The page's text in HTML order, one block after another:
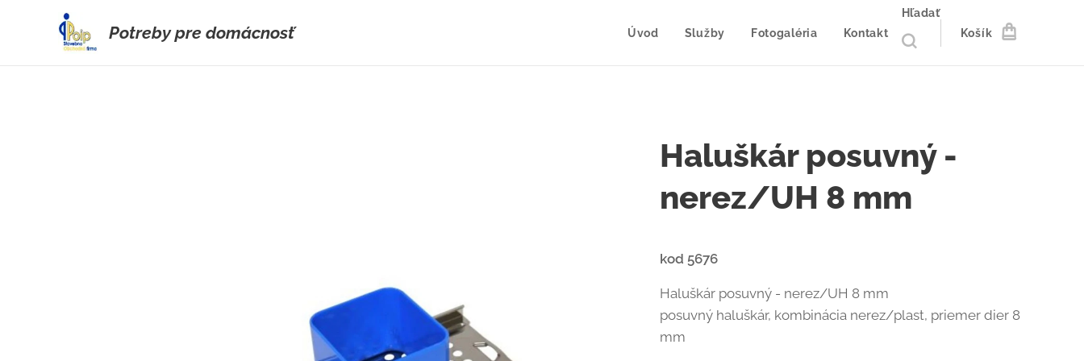
Potreby pre domácnosť Úvod Služby Fotogaléria Kontakt
Hľadať
Košík
Haluškár posuvný -
nerez/UH 8 mm
kod 5676
Haluškár posuvný - nerez/UH 8 mm
posuvný haluškár, kombinácia nerez/plast, priemer dier 8
mm